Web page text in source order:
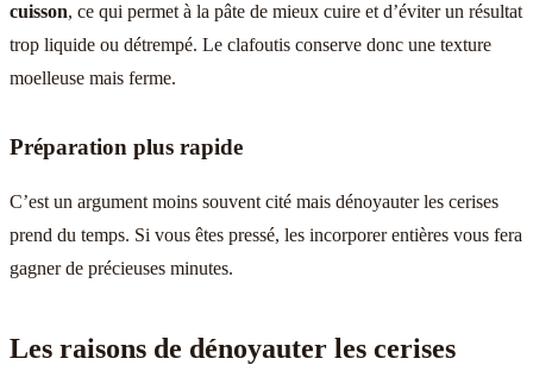
cuisson, ce qui permet à la pâte de mieux cuire et d’éviter un résultat
trop liquide ou détrempé. Le clafoutis conserve donc une texture
moelleuse mais ferme.
Préparation plus rapide
C’est un argument moins souvent cité mais dénoyauter les cerises
prend du temps. Si vous êtes pressé, les incorporer entières vous fera
gagner de précieuses minutes.
Les raisons de dénoyauter les cerises